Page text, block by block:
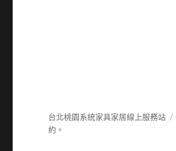
台北桃園系統家具家居線上服務站
約。